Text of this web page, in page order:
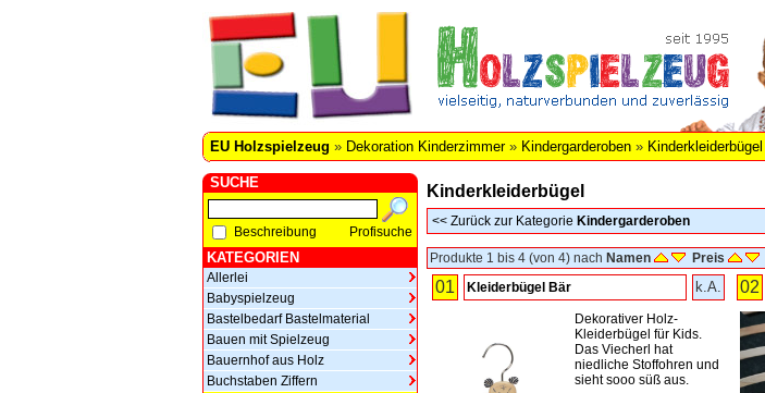
EU Holzspielzeug » Dekoration Kinderzimmer» Kindergarderoben » Kinderkleiderbügel
SUCHE
Beschreibung Profisuche
KATEGORIEN
Allerlei
Babyspielzeug
Bastelbedarf Bastelmaterial
Bauen mit Spielzeug
Bauernhof aus Holz
Buchstaben Ziffern
Kinderkleiderbügel
<< Zurück zur Kategorie Kindergarderoben
Produkte 1 bis 4 (von 4) nach Namen Preis
01 Kleiderbügel Bär k.A.
Dekorativer Holz-
Kleiderbügel für Kids.
Das Viecherl hat
niedliche Stoffohren und
sieht sooo süß aus.
02